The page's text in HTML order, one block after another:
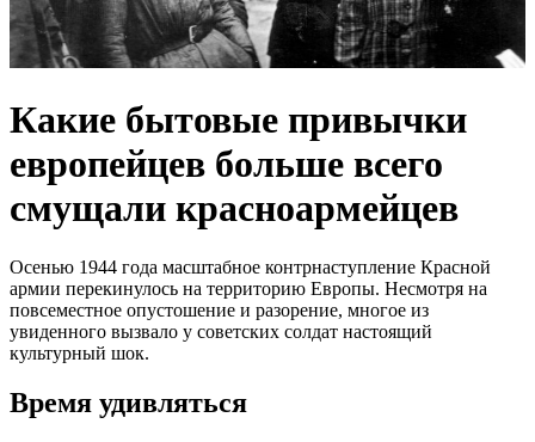
Какие бытовые привычки
европейцев больше всего
смущали красноармейцев
Осенью 1944 года масштабное контрнаступление Красной
армии перекинулось на территорию Европы. Несмотря на
повсеместное опустошение и разорение, многое из
увиденного вызвало у советских солдат настоящий
культурный шок.
Время удивляться